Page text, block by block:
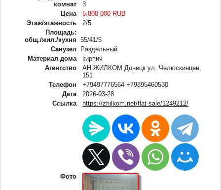
комнат
3
Цена
5 800 000 RUB
Этаж/этажность
2/5
Площадь:
общ./жил./кухня
55/41/5
Санузел Раздельный
Материал дома
кирпич
Агентство
АН ЖИЛКОМ Донецк ул. Челюскинцев,
151
Телефон
+79497776564 +79895460530
Дата
2026-03-28
Ссылка
https://zhilkom.net/flat-sale/1249212/
Фото